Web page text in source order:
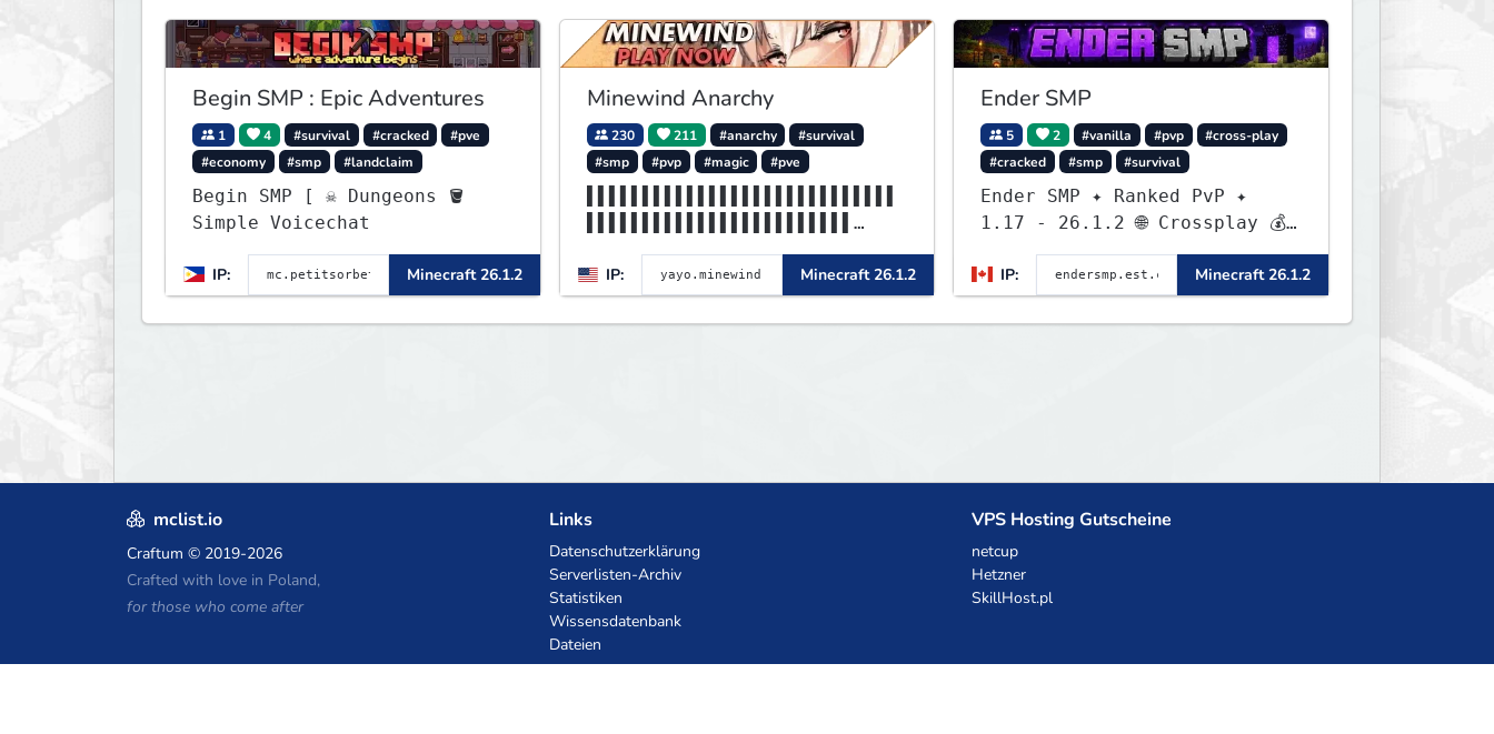
Begin SMP : Epic Adventures
1 4 #survival #cracked
#pve
#economy
#smp #landclaim
Begin SMP [ ☠ Dungeons 🪣
Simple Voicechat
IP: Minecraft 26.1.2
Minewind Anarchy
230 211 #anarchy
#survival
#smp
#pvp #magic #pve
▌▌▌▌▌▌▌▌▌▌▌▌▌▌▌▌▌▌▌▌▌▌▌▌
IP: Minecraft 26.1.2
Ender SMP
5 2 #vanilla #pvp
#cross-play
#cracked
#smp #survival
Ender SMP ✦ Ranked PvP ✦
1.17 - 26.1.2 🌐 Crossplay 💰
IP:
Minecraft 26.1.2
mclist.io
Craftum © 2019-2026
Crafted with love in Poland,
for those who come after
Links
Datenschutzerklärung
Serverlisten-Archiv
Statistiken
Wissensdatenbank
Dateien
VPS Hosting Gutscheine
netcup
Hetzner
SkillHost.pl